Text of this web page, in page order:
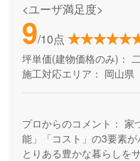
<ユーザ満足度>
9/10点
坪単価(建物価格のみ)：
施工対応エリア： 岡山県
プロからのコメント： 家
能」「コスト」の3要素
とりある豊かな暮らしを